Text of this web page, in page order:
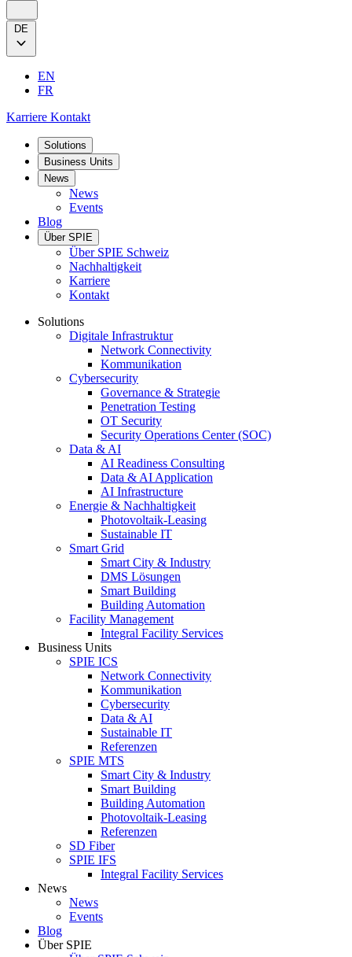
DE
EN
FR
Karriere Kontakt
Solutions
Business Units
News
News
Events
Blog
Über SPIE
Über SPIE Schweiz
Nachhaltigkeit
Karriere
Kontakt
Solutions
Digitale Infrastruktur
Network Connectivity
Kommunikation
Cybersecurity
Governance & Strategie
Penetration Testing
OT Security
Security Operations Center (SOC)
Data & AI
AI Readiness Consulting
Data & AI Application
AI Infrastructure
Energie & Nachhaltigkeit
Photovoltaik-Leasing
Sustainable IT
Smart Grid
Smart City & Industry
DMS Lösungen
Smart Building
Building Automation
Facility Management
Integral Facility Services
Business Units
SPIE ICS
Network Connectivity
Kommunikation
Cybersecurity
Data & AI
Sustainable IT
Referenzen
SPIE MTS
Smart City & Industry
Smart Building
Building Automation
Photovoltaik-Leasing
Referenzen
SD Fiber
SPIE IFS
Integral Facility Services
News
News
Events
Blog
Über SPIE